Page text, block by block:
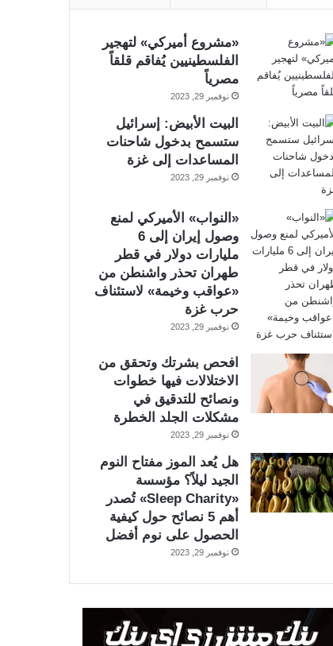
«مشروع أميركي» لتهجير
الفلسطينيين يُفاقم قلقاً
مصرياً
نوفمبر 29, 2023
البيت الأبيض: إسرائيل
ستسمح بدخول شاحنات
المساعدات إلى غزة
نوفمبر 29, 2023
«النواب» الأميركي لمنع
وصول إيران إلى 6
مليارات دولار في قطر
طهران تحذر واشنطن من
«عواقب وخيمة» لاستئناف
حرب غزة
نوفمبر 29, 2023
افحص بشرتك وتحقق من
الاختلالات فيها خطوات
ونصائح للتدقيق في
مشكلات الجلد الخطرة
نوفمبر 29, 2023
هل يُعد الموز مفتاح النوم
الجيد ليلاً؟ مؤسسة
«Sleep Charity» تُصدر
أهم 5 نصائح حول كيفية
الحصول على نوم أفضل
نوفمبر 29, 2023